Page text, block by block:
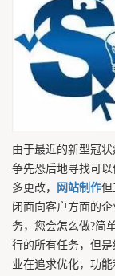
由于最近的新型冠
争先恐后地寻找可
多更改，
网站制作但
闭面向客户方面的
务，您会怎么做?简
行的所有任务，但是
业在追求优化，功